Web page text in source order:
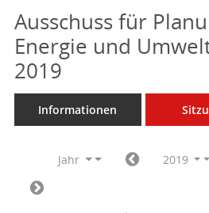
Ausschuss für
Energie und
2019
Informationen
Jahr 2019